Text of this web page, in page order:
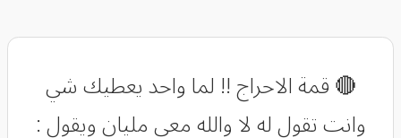
🔴 قمة الاحراج !! لما واحد يعطيك شي
وانت تقول له لا والله معي مليان ويقول :